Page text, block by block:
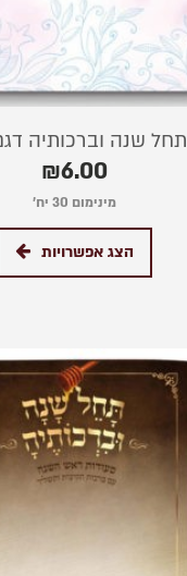
תחל שנה וברכותיה
₪6.00
מינימום 30 יח׳
הצג אפשרויות